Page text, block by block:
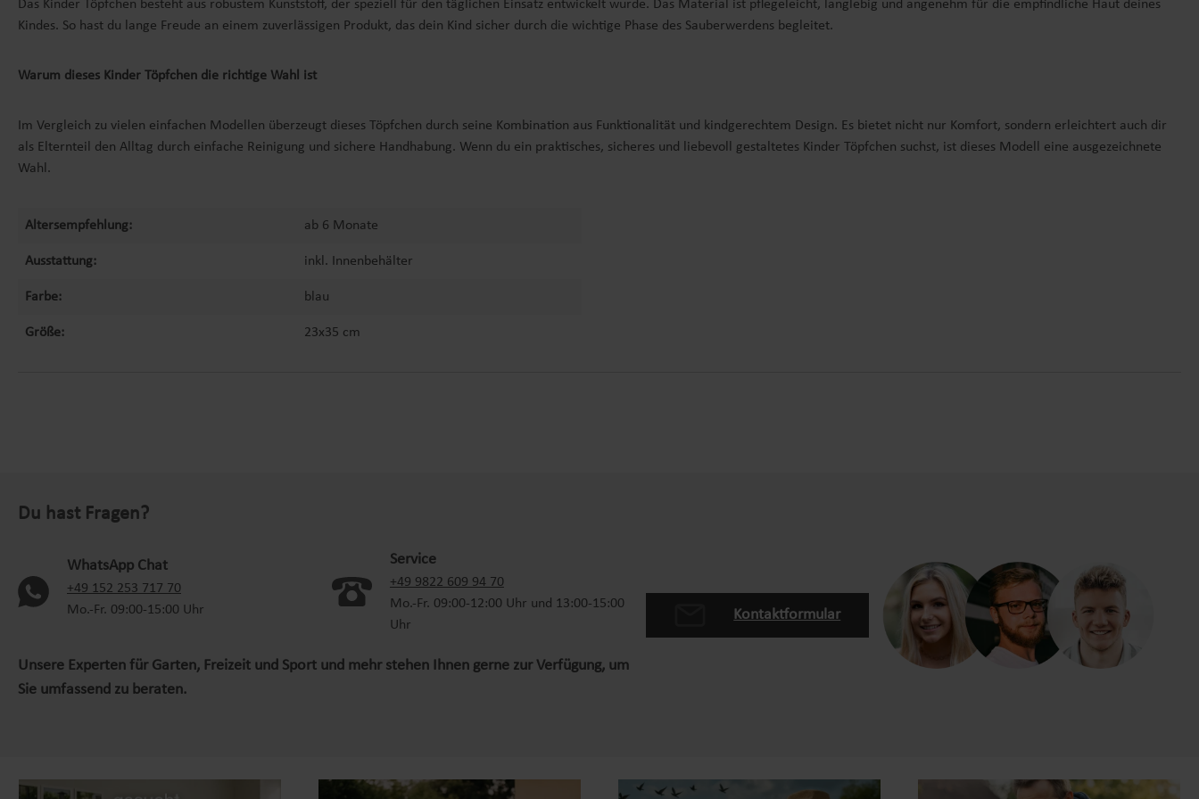
Das Kinder Töpfchen besteht aus robustem Kunststoff, der speziell für den täglichen Einsatz entwickelt wurde. Das Material ist pflegeleicht, langlebig und angenehm für die empfindliche Haut deines
Kindes. So hast du lange Freude an einem zuverlässigen Produkt, das dein Kind sicher durch die wichtige Phase des Sauberwerdens begleitet.
Warum dieses Kinder Töpfchen die richtige Wahl ist
Im Vergleich zu vielen einfachen Modellen überzeugt dieses Töpfchen durch seine Kombination aus Funktionalität und kindgerechtem Design. Es bietet nicht nur Komfort, sondern erleichtert auch dir
als Elternteil den Alltag durch einfache Reinigung und sichere Handhabung. Wenn du ein praktisches, sicheres und liebevoll gestaltetes Kinder Töpfchen suchst, ist dieses Modell eine ausgezeichnete
Wahl.
Altersempfehlung: ab 6 Monate
Ausstattung: inkl. Innenbehälter
Farbe: blau
Größe: 23x35 cm
Du hast Fragen?
WhatsApp Chat
+49 152 253 717 70
Mo.-Fr. 09:00-15:00 Uhr
Service
+49 9822 609 94 70
Mo.-Fr. 09:00-12:00 Uhr und 13:00-15:00
Uhr
Unsere Experten für Garten, Freizeit und Sport und mehr stehen Ihnen gerne zur Verfügung, um
Sie umfassend zu beraten.
Kontaktformular